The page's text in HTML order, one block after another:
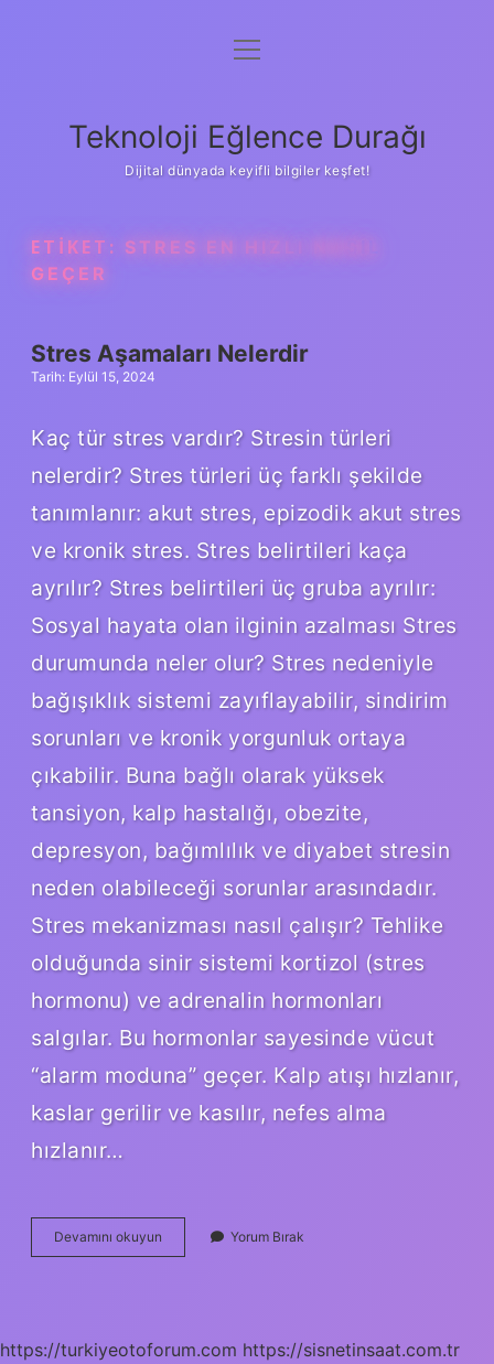
Anasayfa
Yasal Uyarı
menüyü
Teknoloji Eğlence Durağı
Dijital dünyada keyifli bilgiler keşfet!
ETIKET: STRES EN HIZLI NASIL
GEÇER
Stres Aşamaları Nelerdir
Tarih: Eylül 15, 2024
Kaç tür stres vardır? Stresin türleri
nelerdir? Stres türleri üç farklı şekilde
tanımlanır: akut stres, epizodik akut stres
ve kronik stres. Stres belirtileri kaça
ayrılır? Stres belirtileri üç gruba ayrılır:
Sosyal hayata olan ilginin azalması Stres
durumunda neler olur? Stres nedeniyle
bağışıklık sistemi zayıflayabilir, sindirim
sorunları ve kronik yorgunluk ortaya
çıkabilir. Buna bağlı olarak yüksek
tansiyon, kalp hastalığı, obezite,
depresyon, bağımlılık ve diyabet stresin
neden olabileceği sorunlar arasındadır.
Stres mekanizması nasıl çalışır? Tehlike
olduğunda sinir sistemi kortizol (stres
hormonu) ve adrenalin hormonları
salgılar. Bu hormonlar sayesinde vücut
“alarm moduna” geçer. Kalp atışı hızlanır,
kaslar gerilir ve kasılır, nefes alma
hızlanır…
Devamını okuyun
Aşamaları
Yorum Bırak
https://turkiyeotoforum.com https://sisnetinsaat.com.tr